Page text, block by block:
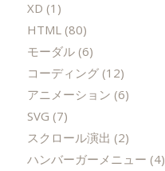
XD (1)
HTML (80)
モーダル(6)
コーディング(12)
アニメーション (6)
SVG (7)
スクロール演出 (2)
ハンバーガーメニュー (4)